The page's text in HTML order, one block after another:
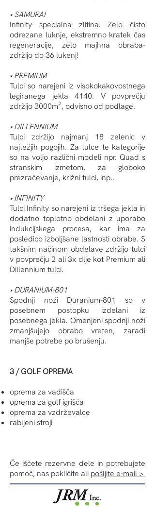
• SAMURAI
Infinity specialna zlitina. Zelo čisto
odrezane luknje, ekstremno kratek čas
regeneracije, zelo majhna obraba-
zdržijo do 36 lukenj!
• PREMIUM
Tulci so narejeni iz visokokakovostnega
legiranega jekla 4140. V povprečju
zdržijo 3000m², odvisno od podlage.
• DILLENNIUM
Tulci zdržijo najmanj 18 zelenic v
najtežjih pogojih. Za tulce te kategorije
so na voljo različni modeli npr. Quad s
stranskim izmetom, za globoko
prezračevanje, križni tulci, inp..
• INFINITY
Tulci Infinity so narejeni iz tršega jekla in
dodatno toplotno obdelani z uporabo
indukcijskega procesa, kar ima za
posledico izboljšane lastnosti obrabe. S
takšnim načinom obdelave zdržijo tulci
v povprečju 2 ali 3x dlje kot Premium ali
Dillennium tulci.
• DURANIUM-801
Spodnji noži Duranium-801 so v
posebnem postopku izdelani iz
posebnega jekla. Omenjeni spodnji noži
zmanjšujejo obrabo vreten, zaradi
manjše potrebe po brušenju.
3 / GOLF OPREMA
oprema za vadišča
oprema za golf igrišča
oprema za vzdrževalce
rabljeni stroji
Če iščete rezervne dele in potrebujete
pomoč, nas pokličite ali pošljite e-mail >